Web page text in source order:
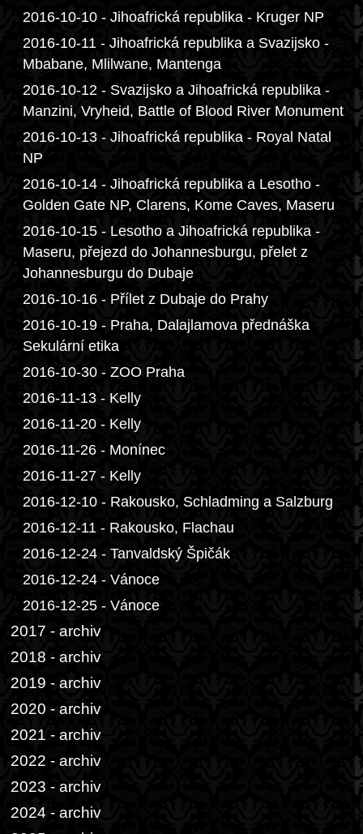
2016-10-10 - Jihoafrická republika - Kruger NP
2016-10-11 - Jihoafrická republika a Svazijsko -
Mbabane, Mlilwane, Mantenga
2016-10-12 - Svazijsko a Jihoafrická republika -
Manzini, Vryheid, Battle of Blood River Monument
2016-10-13 - Jihoafrická republika - Royal Natal
NP
2016-10-14 - Jihoafrická republika a Lesotho -
Golden Gate NP, Clarens, Kome Caves, Maseru
2016-10-15 - Lesotho a Jihoafrická republika -
Maseru, přejezd do Johannesburgu, přelet z
Johannesburgu do Dubaje
2016-10-16 - Přílet z Dubaje do Prahy
2016-10-19 - Praha, Dalajlamova přednáška
Sekulární etika
2016-10-30 - ZOO Praha
2016-11-13 - Kelly
2016-11-20 - Kelly
2016-11-26 - Monínec
2016-11-27 - Kelly
2016-12-10 - Rakousko, Schladming a Salzburg
2016-12-11 - Rakousko, Flachau
2016-12-24 - Tanvaldský Špičák
2016-12-24 - Vánoce
2016-12-25 - Vánoce
2017 - archiv
2018 - archiv
2019 - archiv
2020 - archiv
2021 - archiv
2022 - archiv
2023 - archiv
2024 - archiv